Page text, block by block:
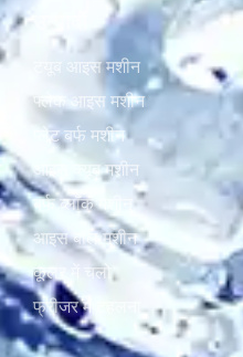
ट्यूब आइस मशीन
फ्लेक आइस मशीन
प्लेट बर्फ मशीन
आइस क्यूब मशीन
बर्फ ब्लॉक मशीन
आइस बॉल मशीन
कूलर में चलो
फ्रीजर में टहलना